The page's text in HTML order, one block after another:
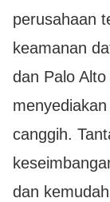
perusahaan
keamanan
dan Palo
canggih.
dan